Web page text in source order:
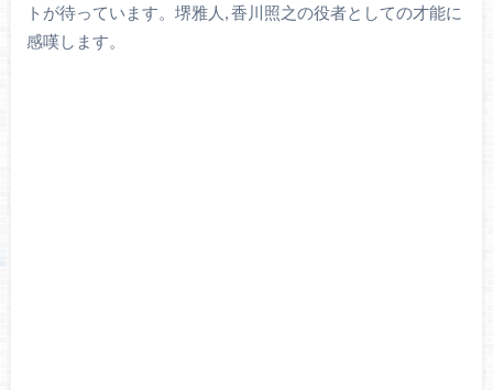
トが待っています。堺雅人, 香川照之の役者としての才能に
感嘆します。